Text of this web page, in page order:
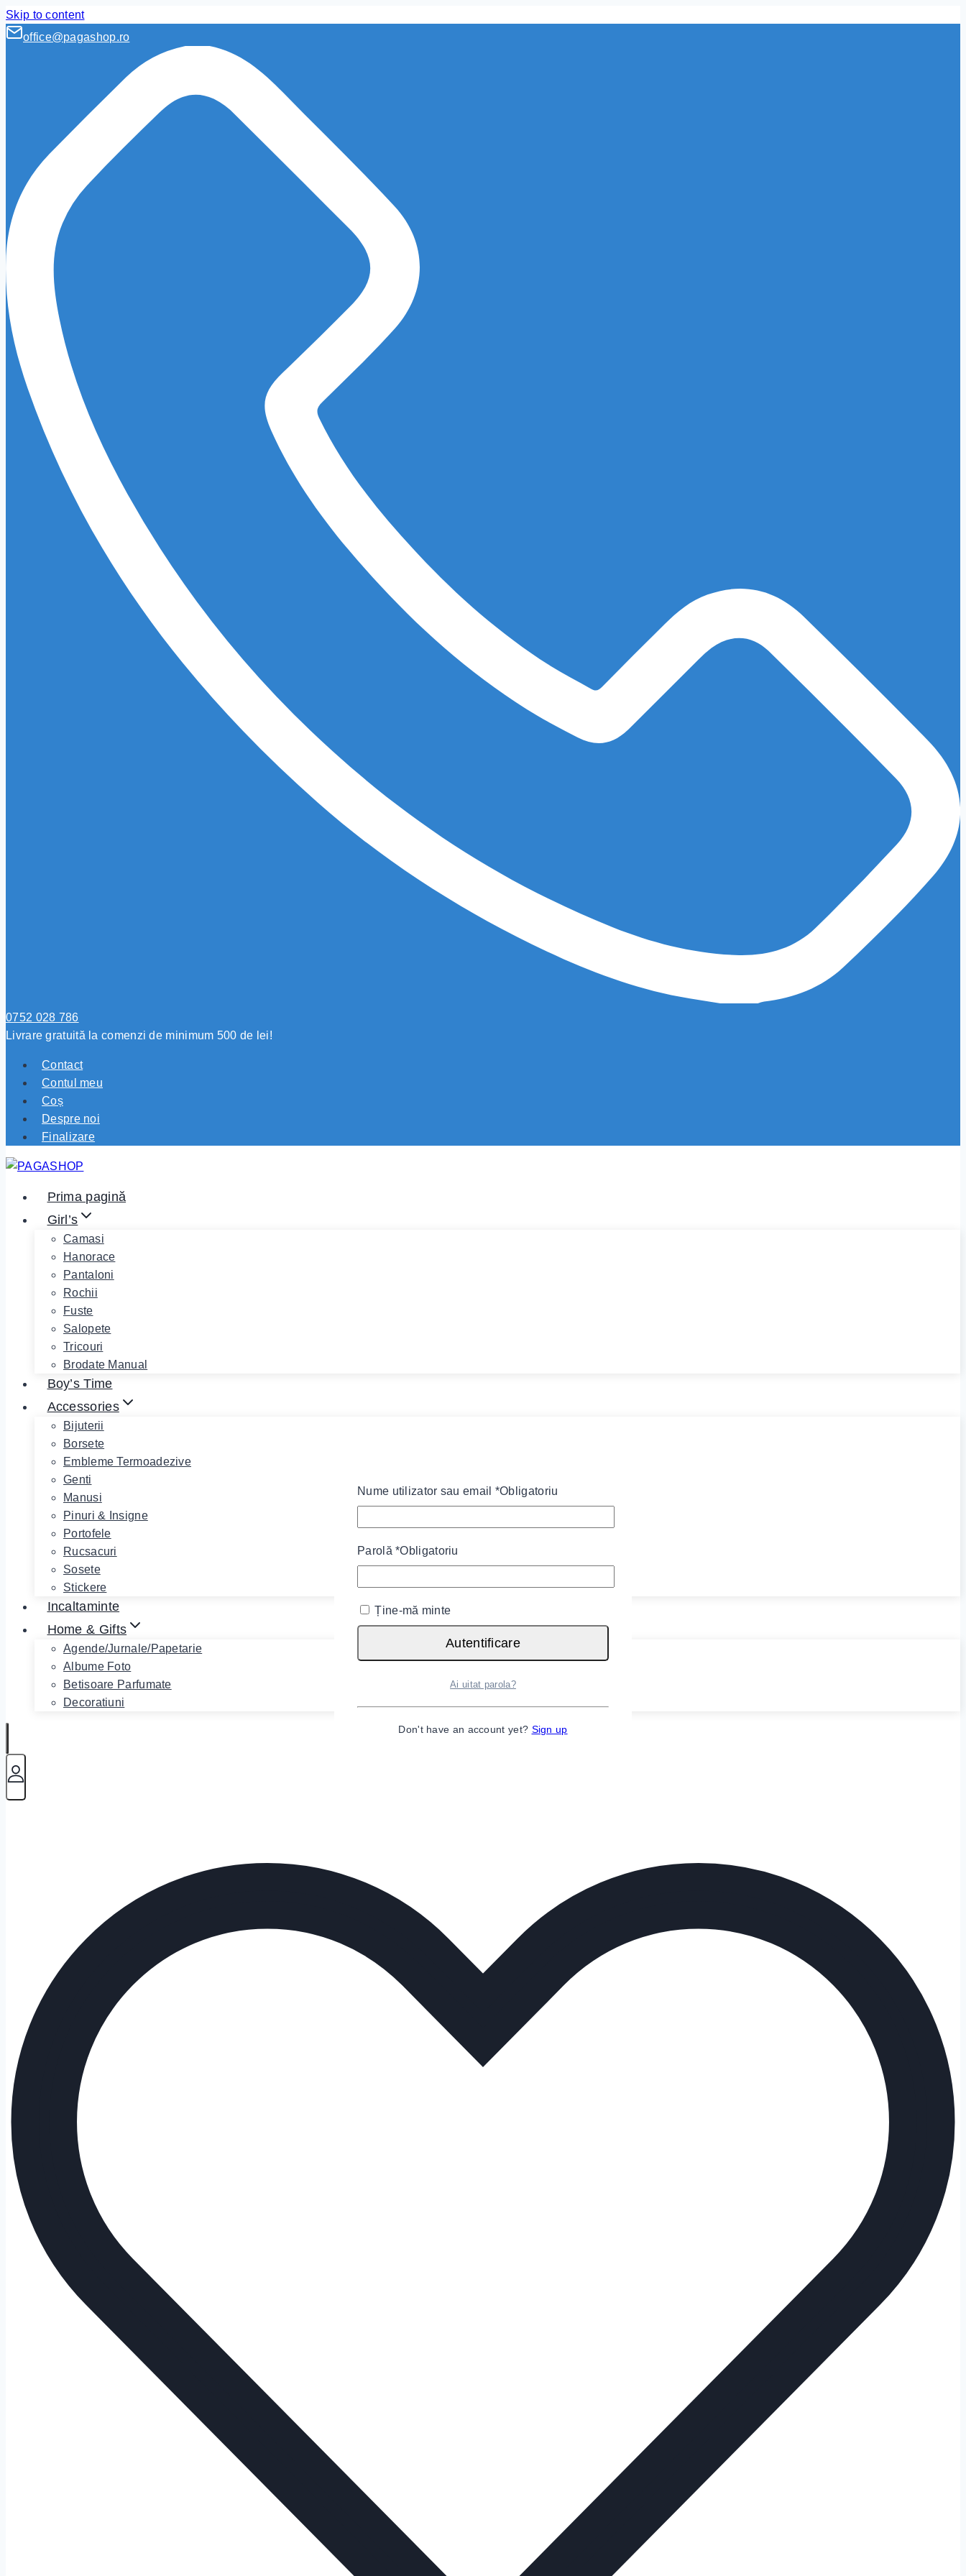
Skip to content
office@pagashop.ro
0752 028 786
Livrare gratuită la comenzi de minimum 500 de lei!
Contact
Contul meu
Coș
Despre noi
Finalizare
Prima pagină
Girl’s
Camasi
Hanorace
Pantaloni
Rochii
Fuste
Salopete
Tricouri
Brodate Manual
Boy’s Time
Accessories
Bijuterii
Borsete
Embleme Termoadezive
Genti
Manusi
Pinuri & Insigne
Portofele
Rucsacuri
Sosete
Stickere
Incaltaminte
Home & Gifts
Agende/Jurnale/Papetarie
Albume Foto
Betisoare Parfumate
Decoratiuni
Nume utilizator sau email *Obligatoriu
Parolă*Obligatoriu
Ține-mă minte
Autentificare
Ai uitat parola?
Don't have an account yet? Sign up